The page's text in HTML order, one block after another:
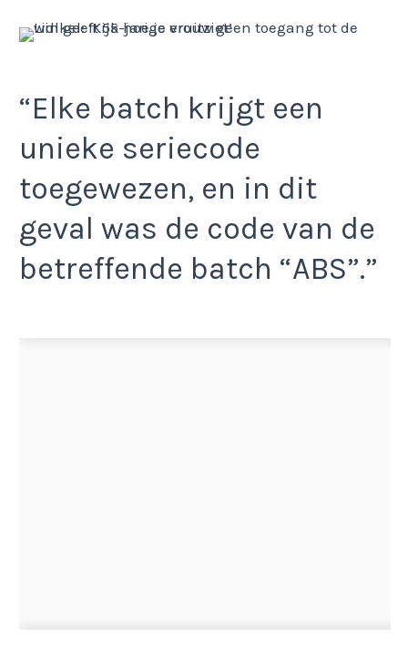
“Elke batch krijgt een
unieke seriecode
toegewezen, en in dit
geval was de code van de
betreffende batch “ABS”.”